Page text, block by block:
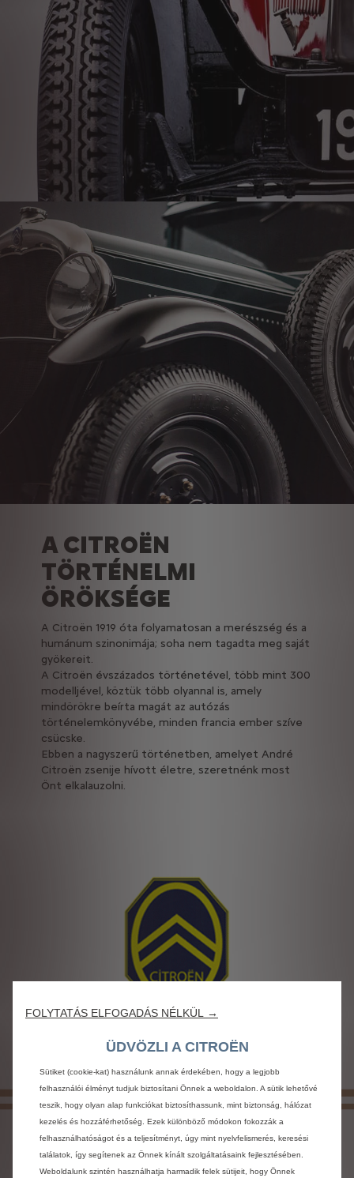
A CITROËN
TÖRTÉNELMI
ÖRÖKSÉGE
A Citroën 1919 óta folyamatosan a merészség és a
humánum szinonimája; soha nem tagadta meg saját
gyökereit.
A Citroën évszázados történetével, több mint 300
modelljével, köztük több olyannal is, amely
mindörökre beírta magát az autózás
történelemkönyvébe, minden francia ember szíve
csücske.
Ebben a nagyszerű történetben, amelyet André
Citroën zsenije hívott életre, szeretnénk most
Önt elkalauzolni.
FOLYTATÁS ELFOGADÁS NÉLKÜL →
ÜDVÖZLI A CITROËN
Sütiket (cookie-kat) használunk annak érdekében, hogy a legjobb
felhasználói élményt tudjuk biztosítani Önnek a weboldalon. A sütik lehetővé
teszik, hogy olyan alap funkciókat biztosíthassunk, mint biztonság, hálózat
kezelés és hozzáférhetőség. Ezek különböző módokon fokozzák a
felhasználhatóságot és a teljesítményt, úgy mint nyelvfelismerés, keresési
találatok, így segítenek az Önnek kínált szolgáltatásaink fejlesztésében.
Weboldalunk szintén használhatja harmadik felek sütijeit, hogy Önnek